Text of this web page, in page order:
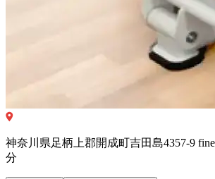
神奈川県足柄上郡開成町吉田島4357-9
分